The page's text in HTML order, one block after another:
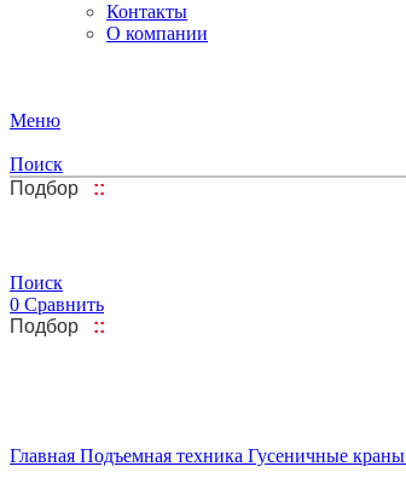
Контакты
О компании
Меню
Поиск
Подбор
::
Поиск
0 Сравнить
Подбор
::
Главная Подъемная техника Гусеничные краны